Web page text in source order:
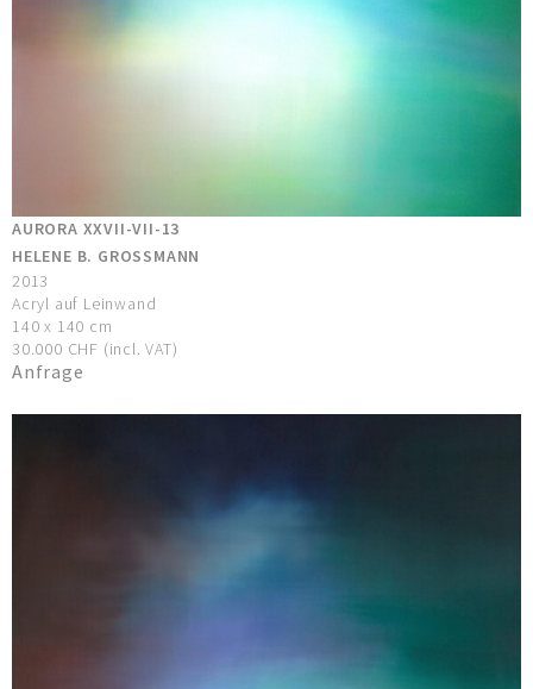
AURORA XXVII-VII-13
HELENE B. GROSSMANN
2013
Acryl auf Leinwand
140 x 140 cm
30.000 CHF (incl. VAT)
Anfrage